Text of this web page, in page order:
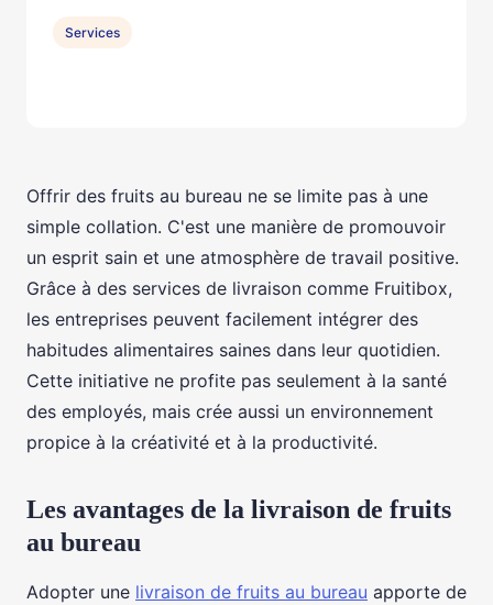
Offrir des fruits au bureau ne se limite pas à une
simple collation. C'est une manière de promouvoir
un esprit sain et une atmosphère de travail positive.
Grâce à des services de livraison comme Fruitibox,
les entreprises peuvent facilement intégrer des
habitudes alimentaires saines dans leur quotidien.
Cette initiative ne profite pas seulement à la santé
des employés, mais crée aussi un environnement
propice à la créativité et à la productivité.
Les avantages de la livraison de fruits
au bureau
Adopter une livraison de fruits au bureau apporte de
Services